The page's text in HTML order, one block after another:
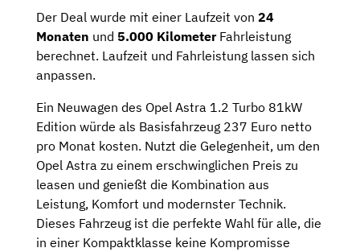
Der Deal wurde mit einer Laufzeit von 24
Monaten und 5.000 KilometerFahrleistung
berechnet. Laufzeit und Fahrleistung lassen sich
anpassen.
Ein Neuwagen des Opel Astra 1.2 Turbo 81kW
Edition würde als Basisfahrzeug 237 Euro netto
pro Monat kosten. Nutzt die Gelegenheit, um den
Opel Astra zu einem erschwinglichen Preis zu
leasen und genießt die Kombination aus
Leistung, Komfort und modernster Technik.
Dieses Fahrzeug ist die perfekte Wahl für alle, die
in einer Kompaktklasse keine Kompromisse